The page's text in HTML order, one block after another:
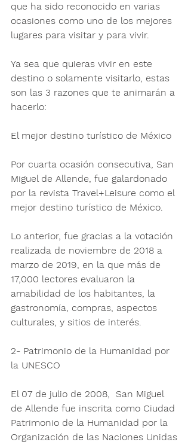
que ha sido reconocido en varias
ocasiones como uno de los mejores
lugares para visitar y para vivir.
Ya sea que quieras vivir en este
destino o solamente visitarlo, estas
son las 3 razones que te animarán a
hacerlo:
El mejor destino turístico de México
Por cuarta ocasión consecutiva, San
Miguel de Allende, fue galardonado
por la revista Travel+Leisure como el
mejor destino turístico de México.
Lo anterior, fue gracias a la votación
realizada de noviembre de 2018 a
marzo de 2019, en la que más de
17,000 lectores evaluaron la
amabilidad de los habitantes, la
gastronomía, compras, aspectos
culturales, y sitios de interés.
2- Patrimonio de la Humanidad por
la UNESCO
El 07 de julio de 2008,  San Miguel
de Allende fue inscrita como Ciudad
Patrimonio de la Humanidad por la
Organización de las Naciones Unidas